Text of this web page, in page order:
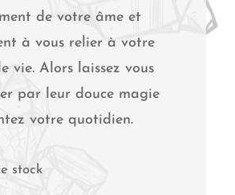
de votre âme et
à vous relier à votre
vie. Alors laissez vous
par leur douce magie
votre quotidien.
stock